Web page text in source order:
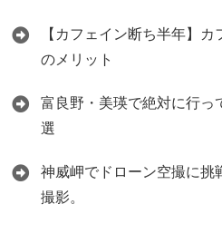
【カフェイン断ち半年】
のメリット
富良野・美瑛で絶対に行っ
選
神威岬でドローン空撮に挑
撮影。